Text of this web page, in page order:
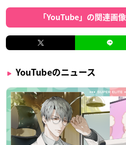
「YouTube」の関連画
YouTubeのニュース